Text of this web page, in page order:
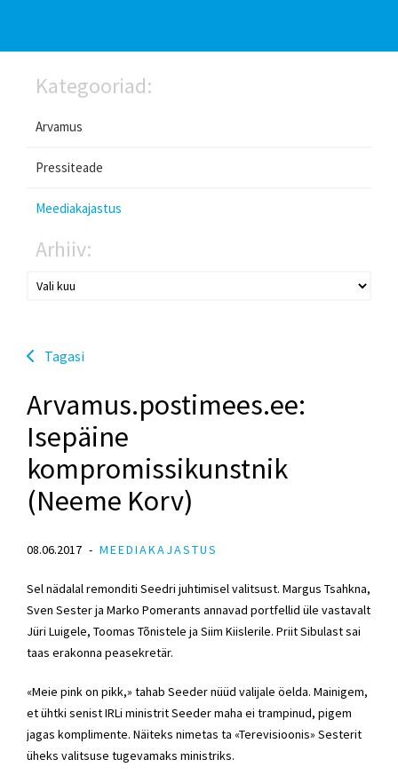
Kategooriad:
Arvamus
Pressiteade
Meediakajastus
Arhiiv:
Tagasi
Arvamus.postimees.ee:
Isepäine
kompromissikunstnik
(Neeme Korv)
08.06.2017 MEEDIAKAJASTUS
Sel nädalal remonditi Seedri juhtimisel valitsust. Margus Tsahkna,
Sven Sester ja Marko Pomerants annavad portfellid üle vastavalt
Jüri Luigele, Toomas Tõnistele ja Siim Kiislerile. Priit Sibulast sai
taas erakonna peasekretär.
«Meie pink on pikk,» tahab Seeder nüüd valijale öelda. Mainigem,
et ühtki senist IRLi ministrit Seeder maha ei trampinud, pigem
jagas komplimente. Näiteks nimetas ta «Terevisioonis» Sesterit
üheks valitsuse tugevamaks ministriks.